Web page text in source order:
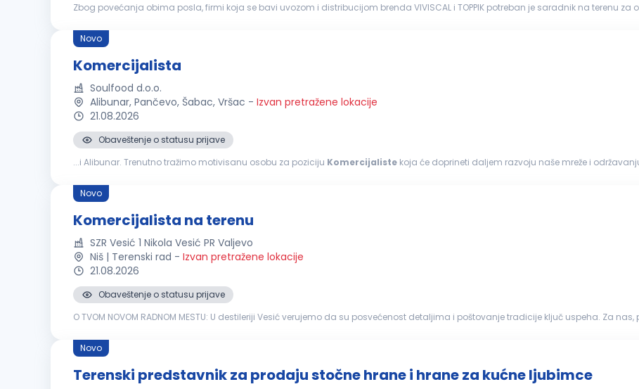
Zbog povećanja obima posla, firmi koja se bavi uvozom i distribucijom brenda VIVISCAL i TOPPIK potreban je saradnik na terenu
Novo
Komercijalista
Soulfood d.o.o.
Alibunar, Pančevo, Šabac, Vršac - Izvan pretražene lokacije
21.08.2026
Obaveštenje o statusu prijave
...i Alibunar. Trenutno tražimo motivisanu osobu za poziciju Komercijaliste koja će doprineti daljem razvoju naše mreže i održavanju
Novo
Komercijalista na terenu
SZR Vesić 1 Nikola Vesić PR Valjevo
Niš | Terenski rad - Izvan pretražene lokacije
21.08.2026
Obaveštenje o statusu prijave
O TVOM NOVOM RADNOM MESTU: U destileriji Vesić verujemo da su posvećenost detaljima i poštovanje tradicije ključ uspeha. Za
Novo
Terenski predstavnik za prodaju stočne hrane i hrane za kućne ljubimce